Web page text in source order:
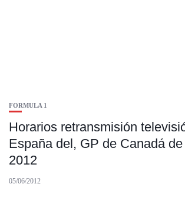
FORMULA 1
Horarios retransmisión
España del, GP de Canadá
2012
05/06/2012